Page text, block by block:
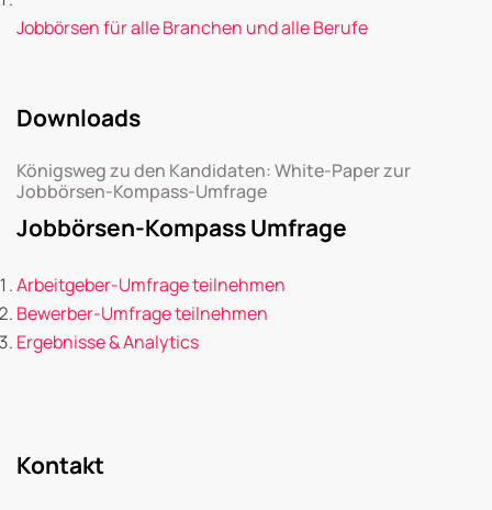
Jobbörsen für alle Branchen und alle Berufe
Downloads
Königsweg zu den Kandidaten: White-Paper zur
Jobbörsen-Kompass-Umfrage
Jobbörsen-Kompass Umfrage
Arbeitgeber-Umfrage teilnehmen
Bewerber-Umfrage teilnehmen
Ergebnisse & Analytics
Kontakt